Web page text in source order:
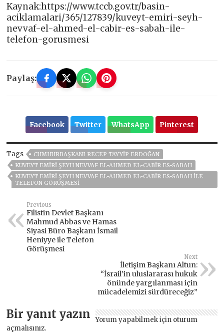
Kaynak:https://www.tccb.gov.tr/basin-
aciklamalari/365/127839/kuveyt-emiri-seyh-
nevvaf-el-ahmed-el-cabir-es-sabah-ile-
telefon-gorusmesi
Paylaş:
Facebook Twitter WhatsApp Pinterest
Tags
CUMHURBAŞKANI RECEP TAYYIP ERDOĞAN
KUVEYT EMIRI ŞEYH NEVVAF EL-AHMED EL-CABIR ES-SABAH
KUVEYT EMIRI ŞEYH NEVVAF EL-AHMED EL-CABIR ES-SABAH ILE
TELEFON GÖRÜŞMESI
Previous
Filistin Devlet Başkanı
Mahmud Abbas ve Hamas
Siyasi Büro Başkanı İsmail
Heniyye ile Telefon
Görüşmesi
Next
İletişim Başkanı Altun:
“İsrail’in uluslararası hukuk
önünde yargılanması için
mücadelemizi sürdüreceğiz”
Bir yanıt yazın Yorum yapabilmek için oturum
açmalısınız.